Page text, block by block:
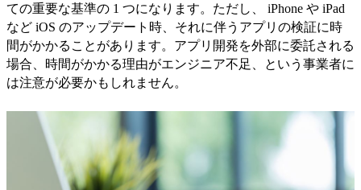
ての重要な基準の 1 つになります。ただし、 iPhone や iPad
など iOS のアップデート時、それに伴うアプリの検証に時
間がかかることがあります。アプリ開発を外部に委託される
場合、時間がかかる理由がエンジニア不足、という事業者に
は注意が必要かもしれません。